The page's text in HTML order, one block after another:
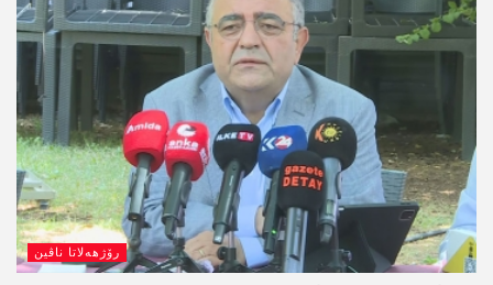
رۆژھەلاتا ناڤین